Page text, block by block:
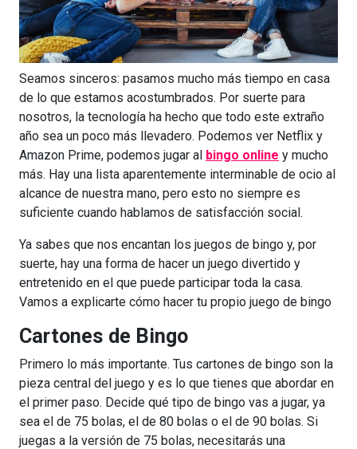
Seamos sinceros: pasamos mucho más tiempo en casa
de lo que estamos acostumbrados. Por suerte para
nosotros, la tecnología ha hecho que todo este extraño
año sea un poco más llevadero. Podemos ver Netflix y
Amazon Prime, podemos jugar al bingo online y mucho
más. Hay una lista aparentemente interminable de ocio al
alcance de nuestra mano, pero esto no siempre es
suficiente cuando hablamos de satisfacción social.
Ya sabes que nos encantan los juegos de bingo y, por
suerte, hay una forma de hacer un juego divertido y
entretenido en el que puede participar toda la casa.
Vamos a explicarte cómo hacer tu propio juego de bingo
Cartones de Bingo
Primero lo más importante. Tus cartones de bingo son la
pieza central del juego y es lo que tienes que abordar en
el primer paso. Decide qué tipo de bingo vas a jugar, ya
sea el de 75 bolas, el de 80 bolas o el de 90 bolas. Si
juegas a la versión de 75 bolas, necesitarás una